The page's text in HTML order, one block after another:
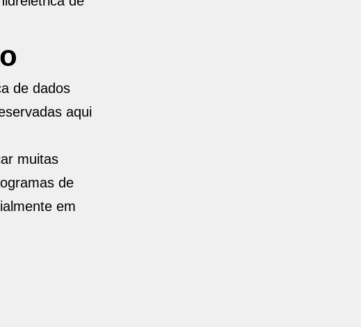
de dados
aqui
muitas
de
em